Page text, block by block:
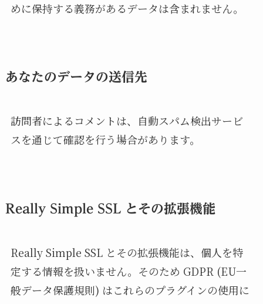
めに保持する義務があるデータは含まれません。
あなたのデータの送信先
訪問者によるコメントは、自動スパム検出サービ
スを通じて確認を行う場合があります。
Really Simple SSL とその拡張機能
Really Simple SSL とその拡張機能は、個人を特
定する情報を扱いません。そのため GDPR (EU一
般データ保護規則) はこれらのプラグインの使用に